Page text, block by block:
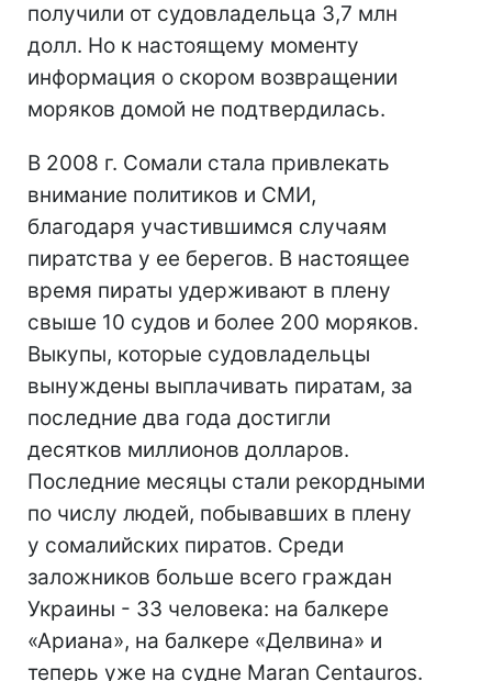
получили от судовладельца 3,7 млн
долл. Но к настоящему моменту
информация о скором возвращении
моряков домой не подтвердилась.
В 2008 г. Сомали стала привлекать
внимание политиков и СМИ,
благодаря участившимся случаям
пиратства у ее берегов. В настоящее
время пираты удерживают в плену
свыше 10 судов и более 200 моряков.
Выкупы, которые судовладельцы
вынуждены выплачивать пиратам, за
последние два года достигли
десятков миллионов долларов.
Последние месяцы стали рекордными
по числу людей, побывавших в плену
у сомалийских пиратов. Среди
заложников больше всего граждан
Украины - 33 человека: на балкере
«Ариана», на балкере «Делвина» и
теперь уже на судне Maran Centauros.